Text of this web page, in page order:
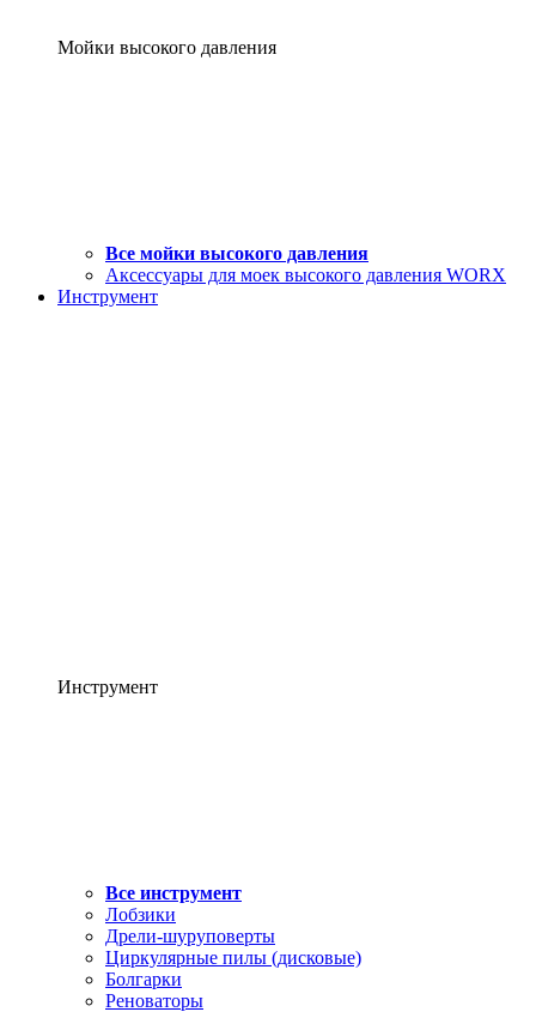
Мойки высокого давления
Все мойки высокого давления
Аксессуары для моек высокого давления WORX
Инструмент
Инструмент
Все инструмент
Лобзики
Дрели-шуруповерты
Циркулярные пилы (дисковые)
Болгарки
Реноваторы